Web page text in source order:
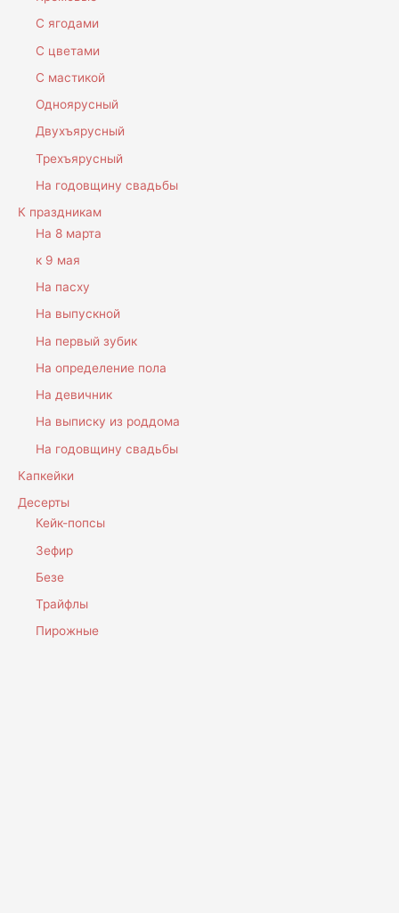
С ягодами
С цветами
С мастикой
Одноярусный
Двухъярусный
Трехъярусный
На годовщину свадьбы
К праздникам
На 8 марта
к 9 мая
На пасху
На выпускной
На первый зубик
На определение пола
На девичник
На выписку из роддома
На годовщину свадьбы
Капкейки
Десерты
Кейк-попсы
Зефир
Безе
Трайфлы
Пирожные